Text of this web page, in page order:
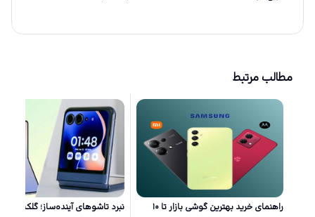
مطالب مرتبط
راهنمای خرید بهترین گوشی بازار تا ۱۰
نبرد تاشو‌های آینده‌ساز؛ گلکسی زد